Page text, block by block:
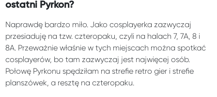
ostatni Pyrkon?
Naprawdę bardzo miło. Jako cosplayerka zazwyczaj
przesiaduję na tzw. czteropaku, czyli na halach 7, 7A, 8 i
8A. Przeważnie właśnie w tych miejscach można spotkać
cosplayerów, bo tam zazwyczaj jest najwięcej osób.
Połowę Pyrkonu spędziłam na strefie retro gier i strefie
planszówek, a resztę na czteropaku.